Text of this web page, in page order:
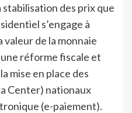
stabilisation des prix que
s’engage à
de la monnaie
réforme fiscale et
mise en place des
Center) nationaux
(e-paiement).